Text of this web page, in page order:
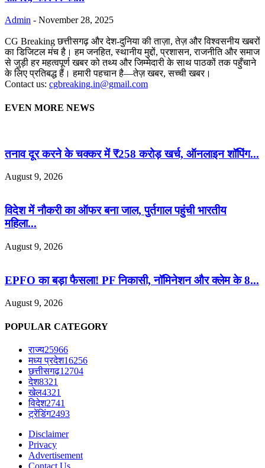
Admin - November 28, 2025
CG Breaking छत्तीसगढ़ और देश-दुनिया की ताज़ा, तेज़ और विश्वसनीय खबरों
का डिजिटल मंच है। हम जनहित, स्थानीय मुद्दों, प्रशासन, राजनीति और समाज
से जुड़ी हर महत्वपूर्ण खबर को तथ्य और जिम्मेदारी के साथ पाठकों तक पहुँचाने
के लिए प्रतिबद्ध हैं। हमारी पहचान है—तेज़ खबर, सच्ची खबर।
Contact us: cgbreaking.in@gmail.com
EVEN MORE NEWS
तनाव दूर करने के चक्कर में ₹258 करोड़ खर्च, ऑनलाइन शॉपिंग...
August 9, 2026
विदेश में नौकरी का ऑफर बना जाल, पुर्तगाल पहुंची भारतीय
महिला...
August 9, 2026
EPFO का बड़ा फैसला! PF निकासी, नॉमिनेशन और क्लेम के 8...
August 9, 2026
POPULAR CATEGORY
राज्य25966
मध्य प्रदेश16256
छत्तीसगढ़12704
देश8321
खेल4321
विदेश2741
ट्रेंडिंग2493
Disclaimer
Privacy
Advertisement
Contact Us